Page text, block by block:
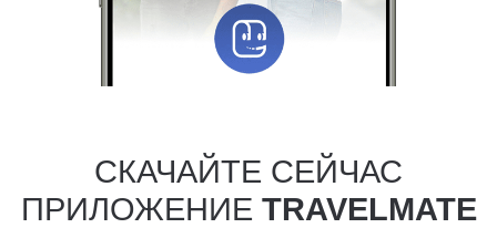
СКАЧАЙТЕ СЕЙЧАС
ПРИЛОЖЕНИЕ TRAVELMATE